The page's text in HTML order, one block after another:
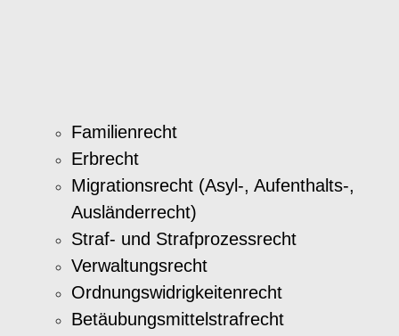
Familienrecht
Erbrecht
Migrationsrecht (Asyl-, Aufenthalts-,
Ausländerrecht)
Straf- und Strafprozessrecht
Verwaltungsrecht
Ordnungswidrigkeitenrecht
Betäubungsmittelstrafrecht